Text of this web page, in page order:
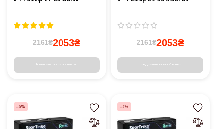
2161₴2053₴
Повідомити коли з'явиться
2161₴2053₴
Повідомити коли з'явиться
-5% -5%